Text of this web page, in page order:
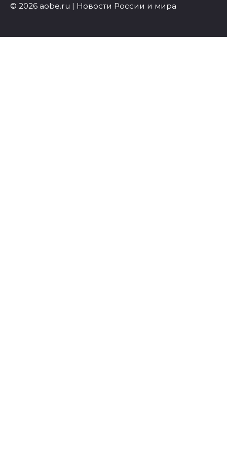
© 2026 aobe.ru | Новости России и мира